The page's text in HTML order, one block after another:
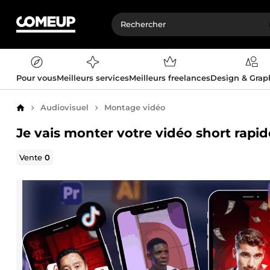
Pour vousMeilleurs servicesMeilleurs freelancesDesign &
AccueilAudiovisuel Montage vidéo
Je vais monter votre vidéo short
Vente0